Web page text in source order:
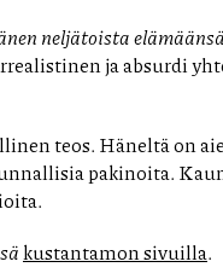
neljätoista elämäänsä
ja absurdi
teos. Häneltä on
pakinoita.
kustantamon sivuilla.